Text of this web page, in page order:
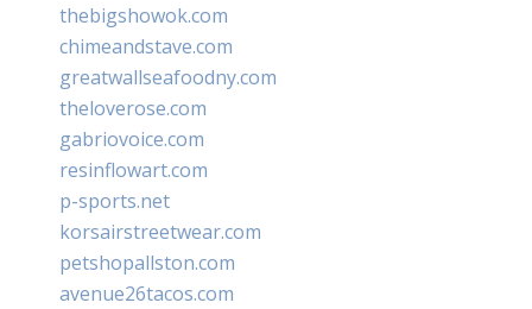
thebigshowok.com
chimeandstave.com
greatwallseafoodny.com
theloverose.com
gabriovoice.com
resinflowart.com
p-sports.net
korsairstreetwear.com
petshopallston.com
avenue26tacos.com